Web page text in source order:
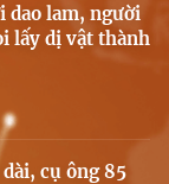
dao lam, người
lấy dị vật thành
cụ ông 85